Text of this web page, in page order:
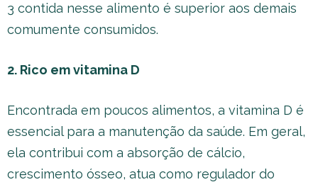
3 contida nesse alimento é superior aos demais
comumente consumidos.
2. Rico em vitamina D
Encontrada em poucos alimentos, a vitamina D é
essencial para a manutenção da saúde. Em geral,
ela contribui com a absorção de cálcio,
crescimento ósseo, atua como regulador do